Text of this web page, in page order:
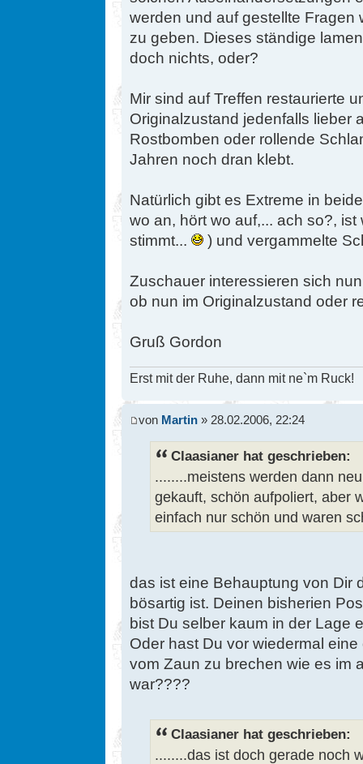
werden und auf gestellte
zu geben. Dieses ständige
doch nichts, oder?
Mir sind auf Treffen restaurierte
Originalzustand jedenfalls lieber
Rostbomben oder rollende
Jahren noch dran klebt.
Natürlich gibt es Extreme in
wo an, hört wo auf,... ach so?,
stimmt...
) und vergammelte
Zuschauer interessieren sich
ob nun im Originalzustand oder
Gruß Gordon
Erst mit der Ruhe, dann mit ne`m Ruck!
von Martin » 28.02.2006, 22:24
Claasianer hat geschrieben:
........meistens werden dann
gekauft, schön aufpoliert, aber
einfach nur schön und waren
das ist eine Behauptung von Dir
bösartig ist. Deinen bisherien
bist Du selber kaum in der Lage
Oder hast Du vor wiedermal
vom Zaun zu brechen wie es im
war????
Claasianer hat geschrieben:
........das ist doch gerade noch